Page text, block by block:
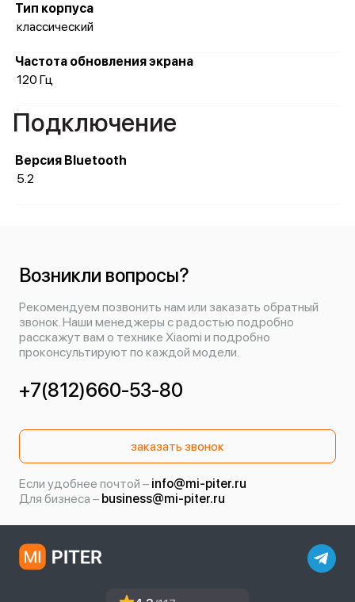
Тип корпуса
классический
Частота обновления экрана
120 Гц
Подключение
Версия Bluetooth
5.2
Возникли вопросы?
Рекомендуем позвонить нам или заказать обратный
звонок. Наши менеджеры с радостью подробно
расскажут вам о технике Xiaomi и подробно
проконсультируют по каждой модели.
+7(812)660-53-80
заказать звонок
Если удобнее почтой – info@mi-piter.ru
Для бизнеса – business@mi-piter.ru